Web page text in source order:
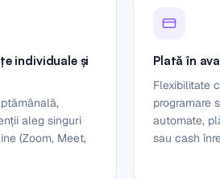
individuale și
aleg singuri
(Zoom, Meet,
Plată în
Flexibilitate
programare
automate,
sau cash